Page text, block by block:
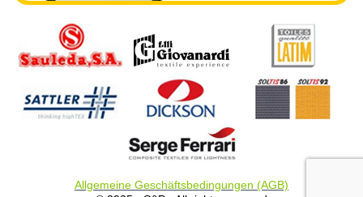
Allgemeine Geschäftsbedingungen (AGB)